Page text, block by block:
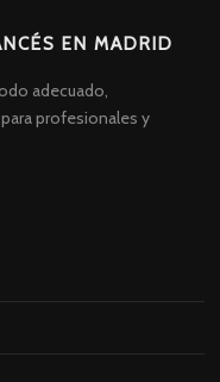
EN MADRID
adecuado,
profesionales y